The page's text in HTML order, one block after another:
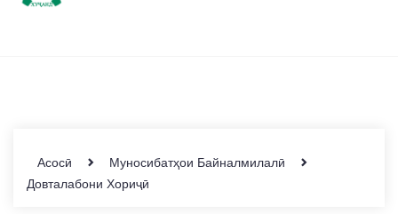
Асосӣ
Муносибатҳои Байналмилалӣ
Довталабони Хориҷӣ